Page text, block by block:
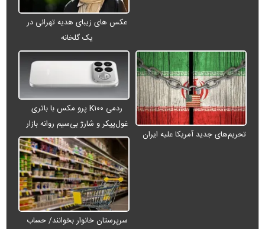
عکس های زیبای هدیه تهرانی در
یک گلخانه
تحریم‌های جدید آمریکا علیه ایران
ردمی K۱۰۰ پرو مکس با باتری
غول‌پیکر و شارژ بی‌سیم روانه بازار
می‌شود
سرپرستان خانوار بخوانند/ حساب